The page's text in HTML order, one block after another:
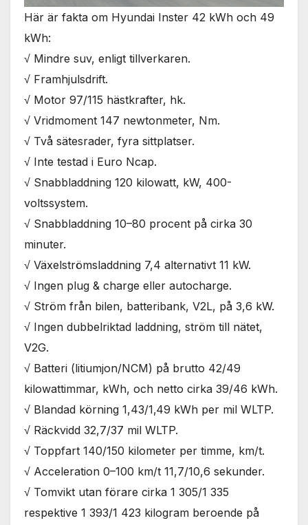
Här är fakta om Hyundai Inster 42 kWh och 49
kWh:
√ Mindre suv, enligt tillverkaren.
√ Framhjulsdrift.
√ Motor 97/115 hästkrafter, hk.
√ Vridmoment 147 newtonmeter, Nm.
√ Två sätesrader, fyra sittplatser.
√ Inte testad i Euro Ncap.
√ Snabbladdning 120 kilowatt, kW, 400-
voltssystem.
√ Snabbladdning 10–80 procent på cirka 30
minuter.
√ Växelströmsladdning 7,4 alternativt 11 kW.
√ Ingen plug & charge eller autocharge.
√ Ström från bilen, batteribank, V2L, på 3,6 kW.
√ Ingen dubbelriktad laddning, ström till nätet,
V2G.
√ Batteri (litiumjon/NCM) på brutto 42/49
kilowattimmar, kWh, och netto cirka 39/46 kWh.
√ Blandad körning 1,43/1‚49 kWh per mil WLTP.
√ Räckvidd 32,7/37 mil WLTP.
√ Toppfart 140/150 kilometer per timme, km/t.
√ Acceleration 0–100 km/t 11,7/10,6 sekunder.
√ Tomvikt utan förare cirka 1 305/1 335
respektive 1 393/1 423 kilogram beroende på
taget ska
fungera.
kunna
hemsidans
funktionalitet
baserat på
används.
Marknadsföring
Genom att dela
intressen och ditt
beteende när du
personligt
och erbjudanden.